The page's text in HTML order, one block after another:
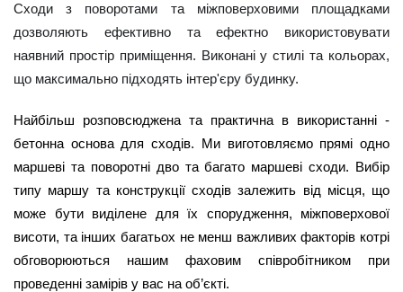
Сходи з поворотами та міжповерховими площадками
дозволяють ефективно та ефектно використовувати
наявний простір приміщення. Виконані у стилі та кольорах,
що максимально підходять інтер'єру будинку.
Найбільш розповсюджена та практична в використанні -
бетонна основа для сходів. Ми виготовляємо прямі одно
маршеві та поворотні дво та багато маршеві сходи. Вибір
типу маршу та конструкції сходів залежить від місця, що
може бути виділене для їх спорудження, міжповерхової
висоти, та інших багатьох не менш важливих факторів котрі
обговорюються нашим фаховим співробітником при
проведенні замірів у вас на об’єкті.